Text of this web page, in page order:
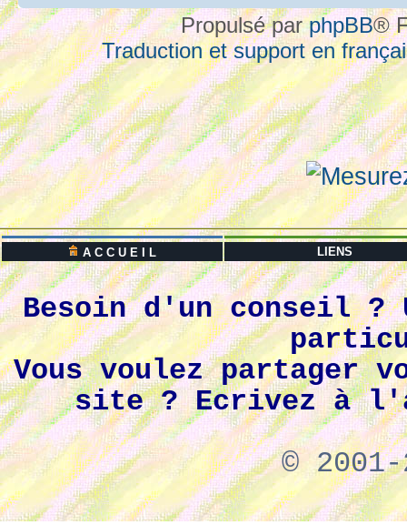
Propulsé parphpBB®
Traduction et support en
A C C U E I L LIENS
Besoin d'un conseil ?
Vous voulez partager
site ? Ecrivez à
© 2001-